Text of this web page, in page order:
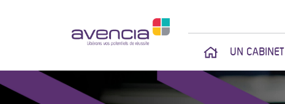
UN